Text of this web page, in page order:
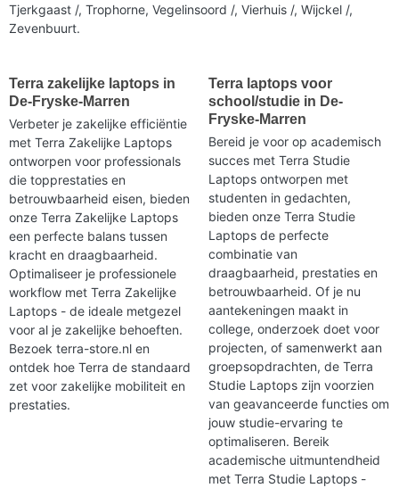
Tjerkgaast /, Trophorne, Vegelinsoord /, Vierhuis /, Wijckel /,
Zevenbuurt.
Terra zakelijke laptops in
De-Fryske-Marren
Verbeter je zakelijke efficiëntie
met Terra Zakelijke Laptops
ontworpen voor professionals
die topprestaties en
betrouwbaarheid eisen, bieden
onze Terra Zakelijke Laptops
een perfecte balans tussen
kracht en draagbaarheid.
Optimaliseer je professionele
workflow met Terra Zakelijke
Laptops - de ideale metgezel
voor al je zakelijke behoeften.
Bezoek terra-store.nl en
ontdek hoe Terra de standaard
zet voor zakelijke mobiliteit en
prestaties.
Terra laptops voor
school/studie in De-
Fryske-Marren
Bereid je voor op academisch
succes met Terra Studie
Laptops ontworpen met
studenten in gedachten,
bieden onze Terra Studie
Laptops de perfecte
combinatie van
draagbaarheid, prestaties en
betrouwbaarheid. Of je nu
aantekeningen maakt in
college, onderzoek doet voor
projecten, of samenwerkt aan
groepsopdrachten, de Terra
Studie Laptops zijn voorzien
van geavanceerde functies om
jouw studie-ervaring te
optimaliseren. Bereik
academische uitmuntendheid
met Terra Studie Laptops -